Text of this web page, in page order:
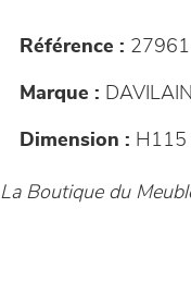
Référence : 27961
Marque :
Dimension : H115
La Boutique du